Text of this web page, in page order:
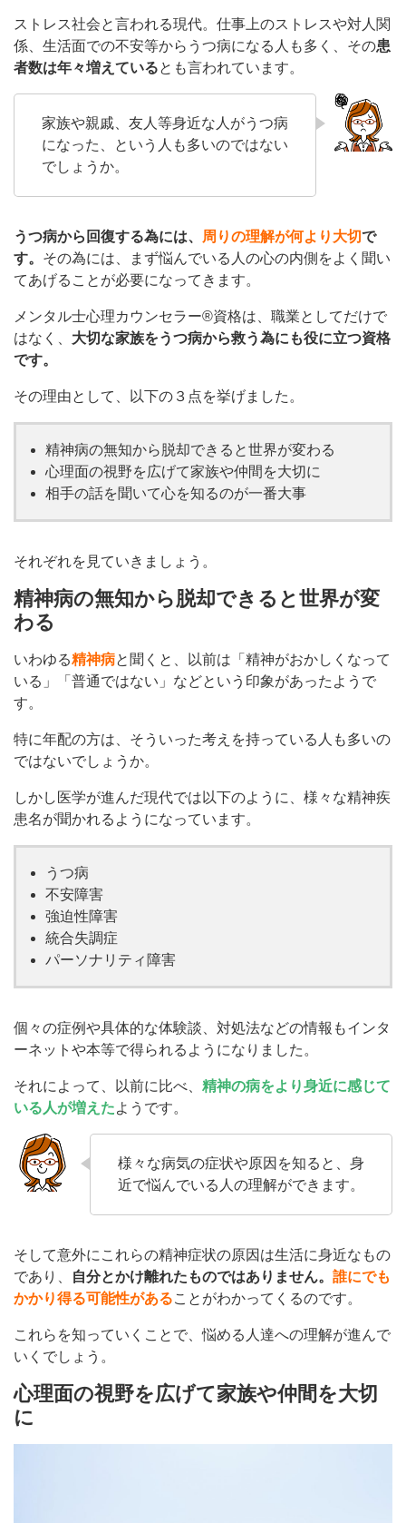
ストレス社会と言われる現代。仕事上のストレスや対人関
係、生活面での不安等からうつ病になる人も多く、その患
者数は年々増えているとも言われています。
家族や親戚、友人等身近な人がうつ病
になった、という人も多いのではない
でしょうか。
うつ病から回復する為には、 周りの理解が何より大切で
す。 その為には、まず悩んでいる人の心の内側をよく聞い
てあげることが必要になってきます。
メンタル士心理カウンセラー®資格は、職業としてだけで
はなく、 大切な家族をうつ病から救う為にも役に立つ資格
です。
その理由として、以下の３点を挙げました。
精神病の無知から脱却できると世界が変わる
心理面の視野を広げて家族や仲間を大切に
相手の話を聞いて心を知るのが一番大事
それぞれを見ていきましょう。
精神病の無知から脱却できると世界が変
わる
いわゆる精神病と聞くと、以前は「精神がおかしくなって
いる」「普通ではない」などという印象があったようで
す。
特に年配の方は、そういった考えを持っている人も多いの
ではないでしょうか。
しかし医学が進んだ現代では以下のように、様々な精神疾
患名が聞かれるようになっています。
うつ病
不安障害
強迫性障害
統合失調症
パーソナリティ障害
個々の症例や具体的な体験談、対処法などの情報もインタ
ーネットや本等で得られるようになりました。
それによって、以前に比べ、 精神の病をより身近に感じて
いる人が増えたようです。
様々な病気の症状や原因を知ると、身
近で悩んでいる人の理解ができます。
そして意外にこれらの精神症状の原因は生活に身近なもの
であり、
自分とかけ離れたものではありません。 誰にでも
かかり得る可能性があることがわかってくるのです。
これらを知っていくことで、悩める人達への理解が進んで
いくでしょう。
心理面の視野を広げて家族や仲間を大切
に